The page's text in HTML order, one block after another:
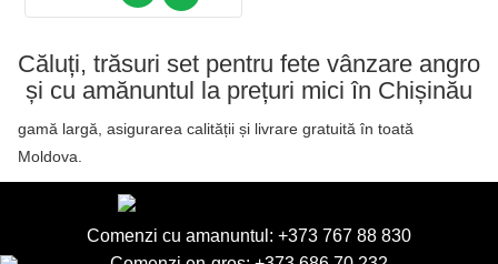
Căluți, trăsuri set pentru fete vânzare angro
și cu amănuntul la prețuri mici în Chișinău
gamă largă, asigurarea calității și livrare gratuită în toată
Moldova.
Comenzi cu amanuntul: +373 767 88 830